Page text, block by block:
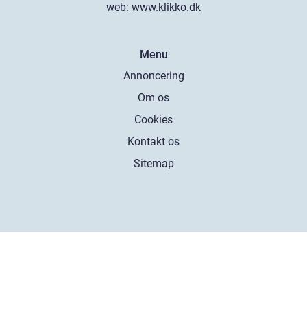
web: www.klikko.dk
Menu
Annoncering
Om os
Cookies
Kontakt os
Sitemap